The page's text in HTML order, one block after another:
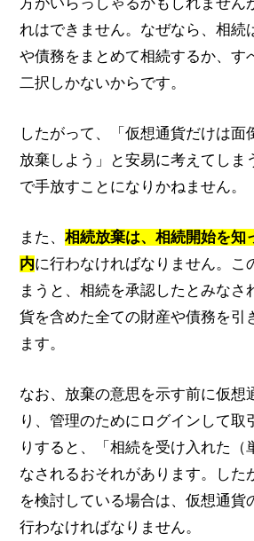
れはできません。なぜなら、相続
や債務をまとめて相続するか、す
二択しかないからです。
したがって、「仮想通貨だけは面
放棄しよう」と安易に考えてしま
で手放すことになりかねません。
また、 相続放棄は、相続開始を知
内に行わなければなりません。こ
まうと、相続を承認したとみなさ
貨を含めた全ての財産や債務を引
ます。
なお、放棄の意思を示す前に仮想
り、管理のためにログインして取
りすると、「相続を受け入れた（
なされるおそれがあります。した
を検討している場合は、仮想通貨
行わなければなりません。